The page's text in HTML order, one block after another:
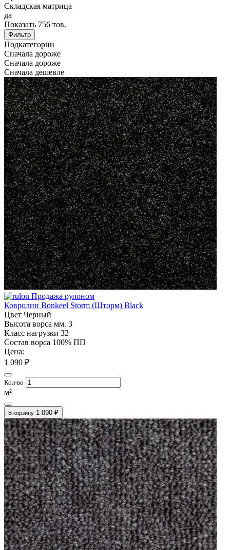
Складская матрица
да
Показать 756 тов.
Фильтр
Подкатегории
Сначала дороже
Сначала дороже
Сначала дешевле
Продажа рулоном
Ковролин Bonkeel Storm (Шторм) Black
Цвет Черный
Высота ворса мм. 3
Класс нагрузки 32
Состав ворса 100% ПП
Цена:
1 090 ₽
Кол-во
м²
В корзину 1 090 ₽